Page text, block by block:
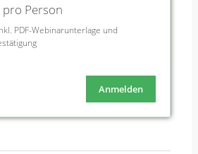
Person
PDF-Webinarunterlage und
Anmelden